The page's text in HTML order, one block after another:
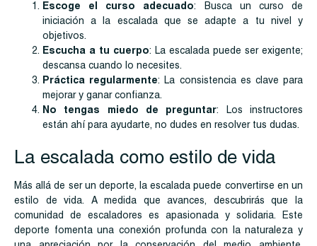
Escoge el curso adecuado: Busca un curso de
iniciación a la escalada que se adapte a tu nivel y
objetivos.
Escucha a tu cuerpo: La escalada puede ser exigente;
descansa cuando lo necesites.
Práctica regularmente: La consistencia es clave para
mejorar y ganar confianza.
No tengas miedo de preguntar: Los instructores
están ahí para ayudarte, no dudes en resolver tus dudas.
La escalada como estilo de vida
Más allá de ser un deporte, la escalada puede convertirse en un
estilo de vida. A medida que avances, descubrirás que la
comunidad de escaladores es apasionada y solidaria. Este
deporte fomenta una conexión profunda con la naturaleza y